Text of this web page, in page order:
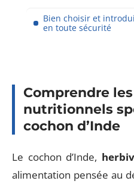
Bien choisir et
en toute sécurité
Comprendre
nutritionnels
cochon d’Inde
Le cochon d’Inde,
alimentation pensée au